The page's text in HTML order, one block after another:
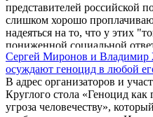
представителей российской
слишком хорошо
надеяться на то, что у этих
пониженной социальной
в обозримом будущем
Слезть с икорной иглы
понимаем…
Сергей Миронов и Владимир
осуждают геноцид в любой
В адрес организаторов и
Круглого стола «Геноцид как
угроза человечеству»,